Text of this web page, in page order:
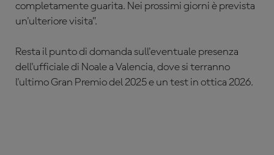
completamente guarita. Nei prossimi giorni è prevista
un'ulteriore visita”.
Resta il punto di domanda sull'eventuale presenza
dell'ufficiale di Noale a Valencia, dove si terranno
l'ultimo Gran Premio del 2025 e un test in ottica 2026.